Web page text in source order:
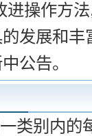
进操作方
发展和
公告。
类别内的